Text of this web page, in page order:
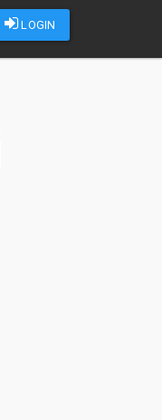
LOGIN